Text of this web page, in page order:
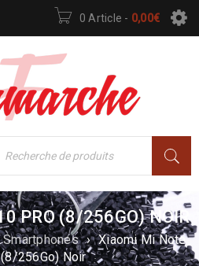
0 Article - 0,00€
PRO (8/256GO) NOIR
Smartphones › Xiaomi Mi Note
256Go) Noir